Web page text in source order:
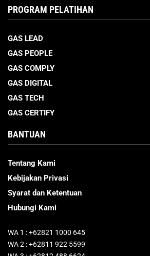
PROGRAM PELATIHAN
GAS LEAD
GAS PEOPLE
GAS COMPLY
GAS DIGITAL
GAS TECH
GAS CERTIFY
BANTUAN
Tentang Kami
Kebijakan Privasi
Syarat dan Ketentuan
Hubungi Kami
WA 1 : +62821 1000 645
WA 2 : +62811 922 5599